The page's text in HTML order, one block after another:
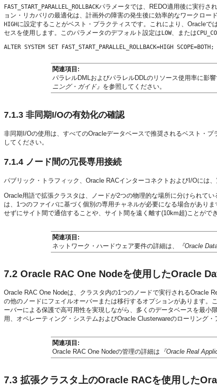
FAST_START_PARALLEL_ROLLBACKパラメータでは、
REDO適用後に実行さ
ョン・リカバリの最適化は、計画外の障害の発生後に効率的なワークロ
HIGHに設定することがベスト・プラクティスです。これにより、Oracleで
セスを使用します。このパラメータのデフォルト設定はLOW、または
関連項目:
パラレルDMLおよびパラレルDDLのリソース使用率に影
ニング・ガイド』 を参照してください。
7.1.3 非同期I/Oの有効化の確認
非同期I/Oの使用は、すべてのOracleデータベースで推奨されるベスト・プ
してください。
7.1.4 ノード間の冗長専用接続
パブリック・トラフィック、Oracle RACインターコネクトおよびI/Oには
Oracle用語で拡張クラスタは、ノードが2つの物理的な場所に分けられて
は、1つのファイバに基づく個別の専用チャネルが必要になる場合があり
せずにサイト間で通信することや、サイト間を遠く離す(10km超)ことが
関連項目:
ネットワーク・ハードウェア要件の詳細は、
『Oracle
7.2 Oracle RAC One Nodeを使用したOracle
Oracle RAC One Nodeは、クラスタ内の1つのノードで実行されるOracle
の他のノードにフェイルオーバーまたは移行するオプションがあります
ーバーによる保護で高可用性を実現しながら、多くのデータベースを最
用、オペレーティング・システムおよびOracle Clusterwareのローリング
関連項目:
Oracle RAC One Nodeの管理の詳細は 『Oracle Real
7.3 拡張クラスタ上のOracle RACを使用した